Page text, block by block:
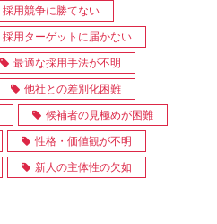
採用競争に勝てない
採用ターゲットに届かない
最適な採用手法が不明
他社との差別化困難
候補者の見極めが困難
性格・価値観が不明
新人の主体性の欠如